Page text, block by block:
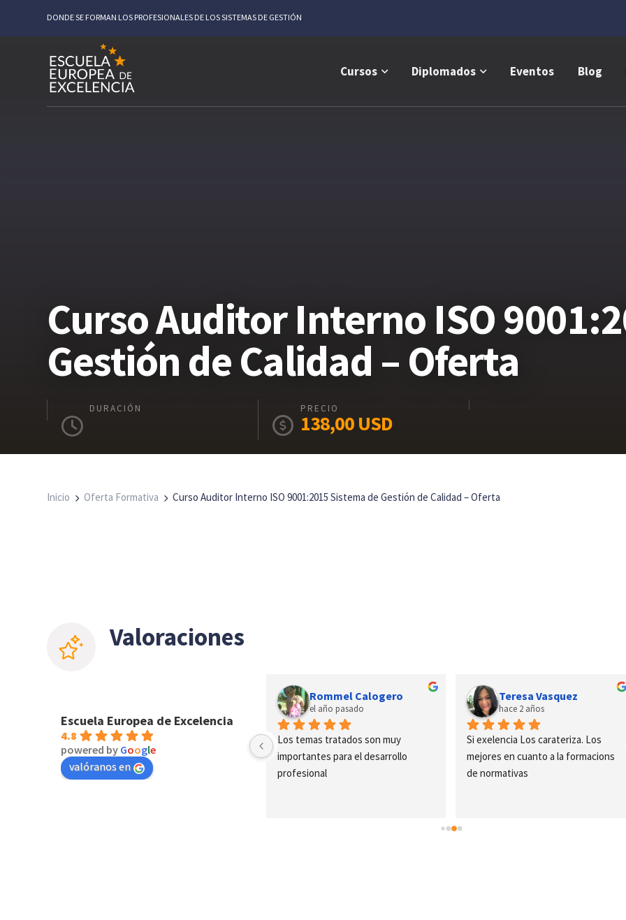
DONDE SE FORMAN LOS PROFESIONALES DE LOS SISTEMAS DE GESTIÓN
Cursos Diplomados Eventos Blog
Curso Auditor Interno ISO
Gestión de Calidad – Oferta
DURACIÓN PRECIO
138,00USD
Inicio Oferta Formativa Curso Auditor Interno ISO 9001:2015 Sistema de Gestión de Calidad – Oferta
Valoraciones
Escuela Europea de Excelencia
4.8
powered by Google
valóranos en
Muy buen seminario de la ISO 27001
y 27002!!!Muchas gracias
Rommel Calogero
el año pasado
Los temas tratados son muy
importantes para el desarrollo
profesional
Teresa Vasquez
hace 2 años
Si exelencia Los carateriza. Los
mejores en cuanto a la formacions
de normativas